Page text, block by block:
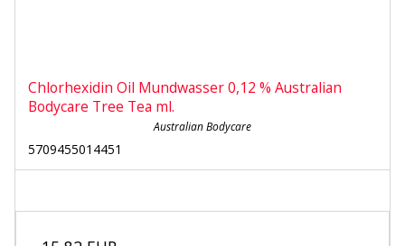
Chlorhexidin Oil Mundwasser 0,12 % Australian
Bodycare Tree Tea ml.
Australian Bodycare
5709455014451